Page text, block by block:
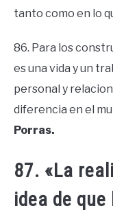
tanto como en lo
86. Para los
es una vida y un
personal y
diferencia en el
Porras.
87. «La
idea de